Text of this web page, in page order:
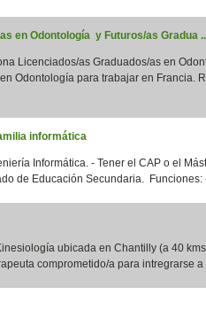
en Odontología y Futuros/as Gradua
Licenciados/as Graduados/as en
Odontología para trabajar en Francia.
informática
Informática. - Tener el CAP o el
de Educación Secundaria. Funciones:
ubicada en Chantilly (a 40
comprometido/a para intregrarse a